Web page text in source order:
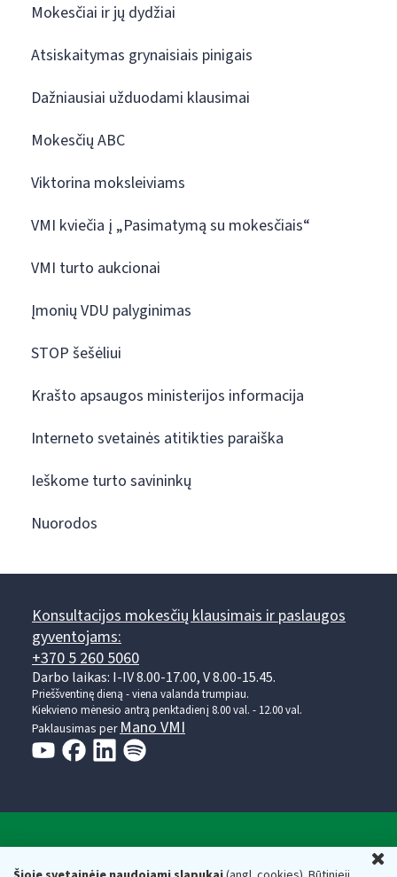
Mokesčiai ir jų dydžiai
Atsiskaitymas grynaisiais pinigais
Dažniausiai užduodami klausimai
Mokesčių ABC
Viktorina moksleiviams
VMI kviečia į „Pasimatymą su mokesčiais“
VMI turto aukcionai
Įmonių VDU palyginimas
STOP šešėliui
Krašto apsaugos ministerijos informacija
Interneto svetainės atitikties paraiška
Ieškome turto savininkų
Nuorodos
Konsultacijos mokesčių klausimais ir paslaugos
gyventojams:
+370 5 260 5060
Darbo laikas: I-IV 8.00-17.00, V 8.00-15.45.
Prieššventinę dieną - viena valanda trumpiau.
Kiekvieno mėnesio antrą penktadienį 8.00 val. - 12.00 val.
Paklausimas per Mano VMI